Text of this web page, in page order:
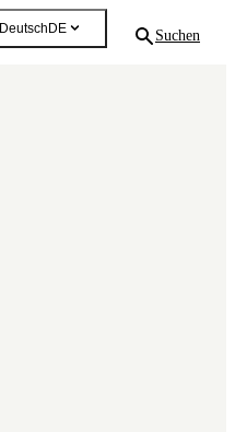
Deutsch DE Suchen